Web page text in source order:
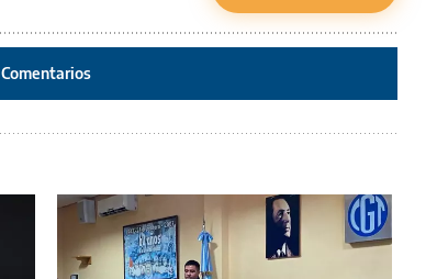
Comentarios